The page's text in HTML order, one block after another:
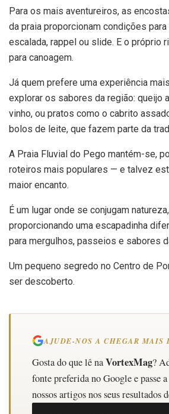
Para os mais aventureiros, as
da praia proporcionam condições para
escalada, rappel ou slide. E o próprio
para canoagem.
Já quem prefere uma experiência
explorar os sabores da região: queijo
vinho, ou pratos como o cabrito
bolos de leite, que fazem parte da
A Praia Fluvial do Pego mantém-se,
roteiros mais populares — e talvez
maior encanto.
É um lugar onde se conjugam
proporcionando uma escapadinha
para mergulhos, passeios e sabores
Um pequeno segredo no Centro de
ser descoberto.
AJUDE-NOS A CHEGAR MAIS
Gosta do que lê naVortexMag?
fonte preferida no Google e passe
nossos artigos nos seus resultados